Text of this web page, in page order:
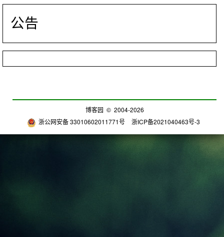
公告
博客园 © 2004-2026
浙公网安备 33010602011771号
浙ICP备2021040463号-3